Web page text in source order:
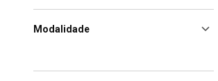
Modalidade